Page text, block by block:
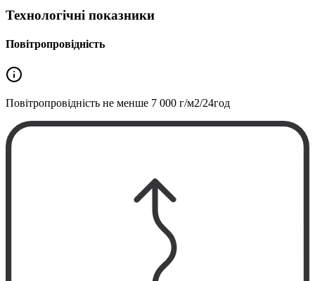
Технологічні показники
Повітропровідність
Повітропровідність не менше 7 000 г/м2/24год